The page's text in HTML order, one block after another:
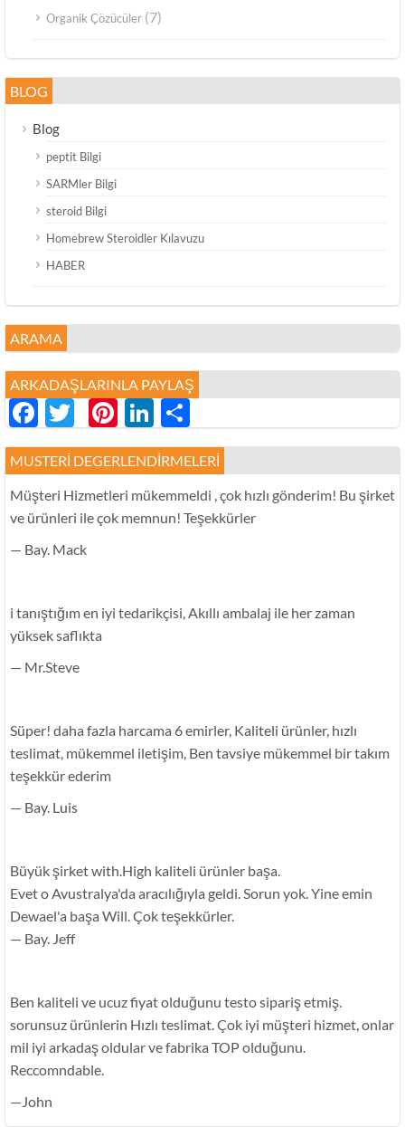
Organik Çözücüler (7)
BLOG
Blog
peptit Bilgi
SARMler Bilgi
steroid Bilgi
Homebrew Steroidler Kılavuzu
HABER
ARAMA
ARKADAŞLARINLA ​​PAYLAŞ
Facebook
Twitter
Pinterest
LinkedIn
享
MUSTERI DEGERLENDIRMELERI
Müşteri Hizmetleri mükemmeldi , çok hızlı gönderim! Bu şirket
ve ürünleri ile çok memnun! Teşekkürler
— Bay. Mack
i tanıştığım en iyi tedarikçisi, Akıllı ambalaj ile her zaman
yüksek saflıkta
— Mr.Steve
Süper! daha fazla harcama 6 emirler, Kaliteli ürünler, hızlı
teslimat, mükemmel iletişim, Ben tavsiye mükemmel bir takım
teşekkür ederim
— Bay. Luis
Büyük şirket with.High kaliteli ürünler başa.
Evet o Avustralya'da aracılığıyla geldi. Sorun yok. Yine emin
Dewael'a başa Will. Çok teşekkürler.
— Bay. Jeff
Ben kaliteli ve ucuz fiyat olduğunu testo sipariş etmiş.
sorunsuz ürünlerin Hızlı teslimat. Çok iyi müşteri hizmet, onlar
mil iyi arkadaş oldular ve fabrika TOP olduğunu.
Reccomndable.
—John